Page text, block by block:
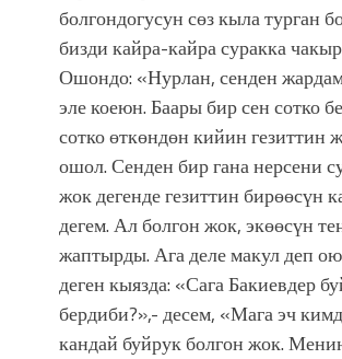
болгондогусун сөз кыла турган
бизди кайра-кайра суракка
Ошондо: «Нурлан, сенден
эле коеюн. Баары бир сен сотко
сотко өткөндөн кийин гезиттин
ошол. Сенден бир гана нерсени
жок дегенде гезиттин бирөөсүн
дегем. Ал болгон жок, экөөсүн
жаптырды. Ага деле макул деп
деген кыязда: «Сага Бакиевдер
бердиби?»,- десем, «Мага эч
кандай буйрук болгон жок.